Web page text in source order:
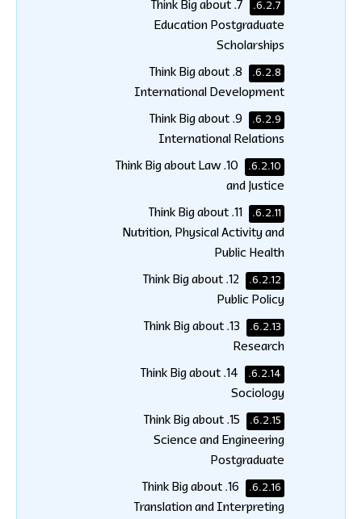
6.2.7.
7. Think Big about
Education Postgraduate
Scholarships
6.2.8.
8. Think Big about
International Development
6.2.9.
9. Think Big about
International Relations
6.2.10.
10. Think Big about Law
and Justice
6.2.11.
11. Think Big about
Nutrition, Physical Activity and
Public Health
6.2.12.
12. Think Big about
Public Policy
6.2.13.
13. Think Big about
Research
6.2.14.
14. Think Big about
Sociology
6.2.15.
15. Think Big about
Science and Engineering
Postgraduate
6.2.16.
16. Think Big about
Translation and Interpreting